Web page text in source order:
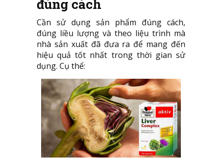
đúng cách
Cần sử dụng sản phẩm đúng cách,
đúng liều lượng và theo liệu trình mà
nhà sản xuất đã đưa ra để mang đến
hiệu quả tốt nhất trong thời gian sử
dụng. Cụ thể: